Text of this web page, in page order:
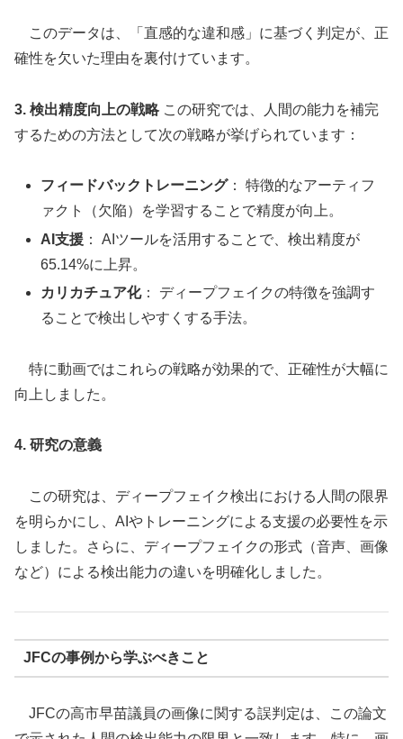
このデータは、「直感的な違和感」に基づく判定が、正
確性を欠いた理由を裏付けています。
3. 検出精度向上の戦略この研究では、人間の能力を補完
するための方法として次の戦略が挙げられています：
フィードバックトレーニング： 特徴的なアーティフ
ァクト（欠陥）を学習することで精度が向上。
AI支援 ： AIツールを活用することで、検出精度が
65.14%に上昇。
カリカチュア化： ディープフェイクの特徴を強調す
ることで検出しやすくする手法。
特に動画ではこれらの戦略が効果的で、正確性が大幅に
向上しました。
4. 研究の意義
この研究は、ディープフェイク検出における人間の限界
を明らかにし、AIやトレーニングによる支援の必要性を示
しました。さらに、ディープフェイクの形式（音声、画像
など）による検出能力の違いを明確化しました。
JFCの事例から学ぶべきこと
JFCの高市早苗議員の画像に関する誤判定は、この論文